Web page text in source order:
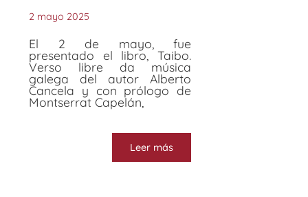
2 mayo 2025
El 2 de mayo, fue
presentado el libro, Taibo.
Verso libre da música
galega del autor Alberto
Cancela y con prólogo de
Montserrat Capelán,
Leer más